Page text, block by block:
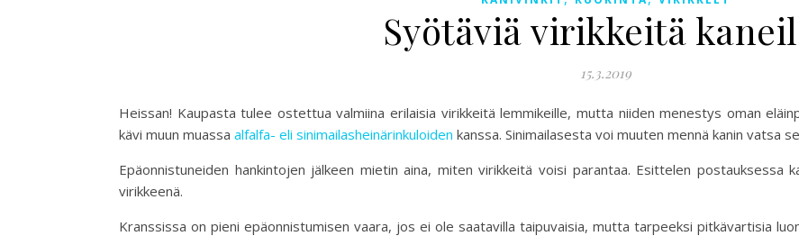
Syötäviä virikkeitä
15.3.2019
Heissan! Kaupasta tulee ostettua valmiina erilaisia virikkeitä lemmikeille, mutta niiden menestys oman
kävi muun muassa alfalfa- eli sinimailasheinärinkuloiden kanssa. Sinimailasesta voi muuten mennä kanin vatsa
Epäonnistuneiden hankintojen jälkeen mietin aina, miten virikkeitä voisi parantaa. Esittelen postauksessa
virikkeenä.
Kranssissa on pieni epäonnistumisen vaara, jos ei ole saatavilla taipuvaisia, mutta tarpeeksi pitkävartisia